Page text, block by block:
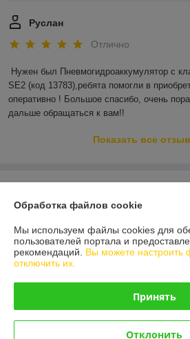
Руслан
Отлично
Нужен был Пневмогидроаккумулятор с
SE2 (код 13783),ребята помогли в
оперативно ! Большое спасибо, очень
дальше обращаться к вам!!
Показать все
Доставка и оплата
График работы
Обработка файлов cookie
Мы используем файлы cookies для
пользователей портала и
рекомендаций. Вы можете настроить
отключить их.
Принять
Отклонить